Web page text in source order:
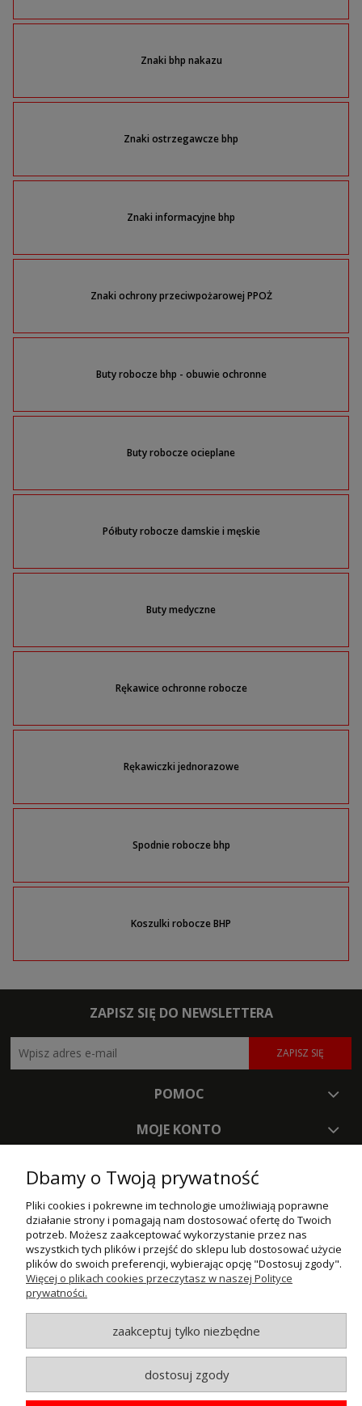
Znaki bhp nakazu
Znaki ostrzegawcze bhp
Znaki informacyjne bhp
Znaki ochrony przeciwpożarowej PPOŻ
Buty robocze bhp - obuwie ochronne
Buty robocze ocieplane
Półbuty robocze damskie i męskie
Buty medyczne
Rękawice ochronne robocze
Rękawiczki jednorazowe
Spodnie robocze bhp
Koszulki robocze BHP
ZAPISZ SIĘ DO NEWSLETTERA
ZAPISZ SIĘ
POMOC
MOJE KONTO
INFORMACJE
O NAS
© MAXSOTE 2026.Wszystkie prawa zastrzeżone.
pokaż pełną wersję strony
Dbamy o Twoją prywatność
Pliki cookies i pokrewne im technologie umożliwiają poprawne
działanie strony i pomagają nam dostosować ofertę do Twoich
potrzeb. Możesz zaakceptować wykorzystanie przez nas
wszystkich tych plików i przejść do sklepu lub dostosować użycie
plików do swoich preferencji, wybierając opcję "Dostosuj zgody".
Więcej o plikach cookies przeczytasz w naszej Polityce
prywatności.
zaakceptuj tylko niezbędne
dostosuj zgody